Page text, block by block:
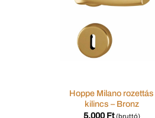
Hoppe Milano rozettás
kilincs – Bronz
5.000Ft (bruttó)